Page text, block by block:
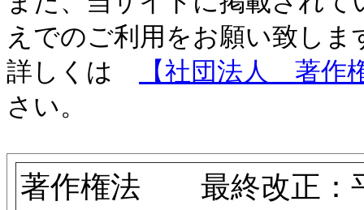
えでのご利用をお願い致しま
詳しくは
【社団法人 著作
さい。
著作権法 最終改正：